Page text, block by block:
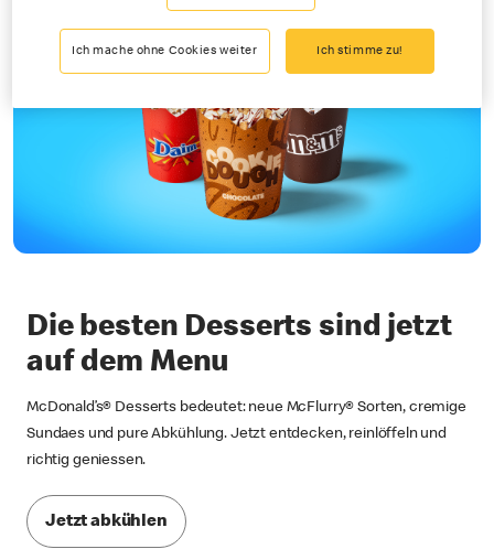
Die besten Desserts sind jetzt
auf dem Menu
McDonald’s® Desserts bedeutet: neue McFlurry® Sorten, cremige
Sundaes und pure Abkühlung. Jetzt entdecken, reinlöffeln und
richtig geniessen.
Jetzt abkühlen
Ich mache ohne Cookies weiter Ich stimme zu!